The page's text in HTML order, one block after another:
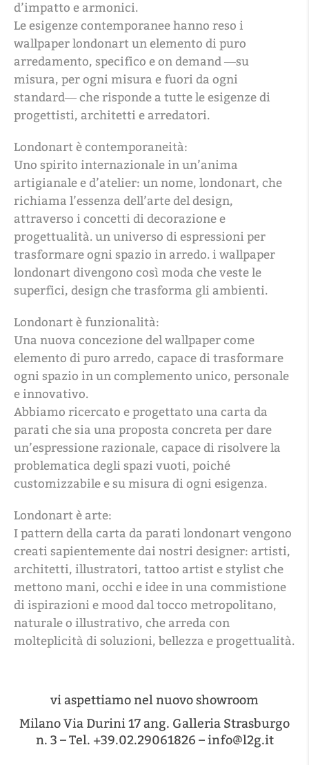
d’impatto e armonici.
Le esigenze contemporanee hanno reso i
wallpaper londonart un elemento di puro
arredamento, specifico e on demand ―su
misura, per ogni misura e fuori da ogni
standard― che risponde a tutte le esigenze di
progettisti, architetti e arredatori.
Londonart è contemporaneità:
Uno spirito internazionale in un’anima
artigianale e d’atelier: un nome, londonart, che
richiama l’essenza dell’arte del design,
attraverso i concetti di decorazione e
progettualità. un universo di espressioni per
trasformare ogni spazio in arredo. i wallpaper
londonart divengono così moda che veste le
superfici, design che trasforma gli ambienti.
Londonart è funzionalità:
Una nuova concezione del wallpaper come
elemento di puro arredo, capace di trasformare
ogni spazio in un complemento unico, personale
e innovativo.
Abbiamo ricercato e progettato una carta da
parati che sia una proposta concreta per dare
un’espressione razionale, capace di risolvere la
problematica degli spazi vuoti, poiché
customizzabile e su misura di ogni esigenza.
Londonart è arte:
I pattern della carta da parati londonart vengono
creati sapientemente dai nostri designer: artisti,
architetti, illustratori, tattoo artist e stylist che
mettono mani, occhi e idee in una commistione
di ispirazioni e mood dal tocco metropolitano,
naturale o illustrativo, che arreda con
molteplicità di soluzioni, bellezza e progettualità.
vi aspettiamo nel nuovo showroom
Milano Via Durini 17 ang. Galleria Strasburgo
n. 3 – Tel. +39.02.29061826 – info@l2g.it